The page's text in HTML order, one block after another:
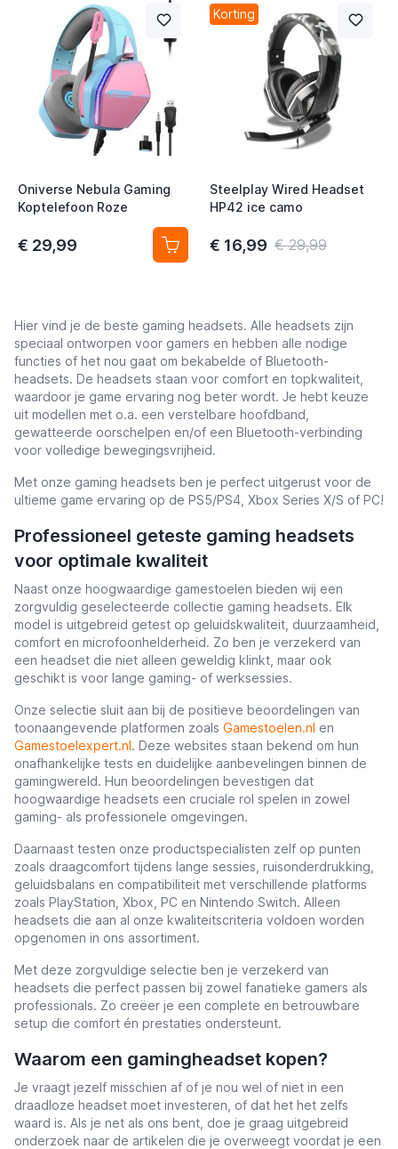
Oniverse Nebula Gaming
Koptelefoon Roze
€ 29,99
Korting
Steelplay Wired Headset
HP42 ice camo
€ 16,99 € 29,99
Hier vind je de beste gaming headsets. Alle headsets zijn
speciaal ontworpen voor gamers en hebben alle nodige
functies of het nou gaat om bekabelde of Bluetooth-
headsets. De headsets staan voor comfort en topkwaliteit,
waardoor je game ervaring nog beter wordt. Je hebt keuze
uit modellen met o.a. een verstelbare hoofdband,
gewatteerde oorschelpen en/of een Bluetooth-verbinding
voor volledige bewegingsvrijheid.
Met onze gaming headsets ben je perfect uitgerust voor de
ultieme game ervaring op de PS5/PS4, Xbox Series X/S of PC!
Professioneel geteste gaming headsets
voor optimale kwaliteit
Naast onze hoogwaardige gamestoelen bieden wij een
zorgvuldig geselecteerde collectie gaming headsets. Elk
model is uitgebreid getest op geluidskwaliteit, duurzaamheid,
comfort en microfoonhelderheid. Zo ben je verzekerd van
een headset die niet alleen geweldig klinkt, maar ook
geschikt is voor lange gaming- of werksessies.
Onze selectie sluit aan bij de positieve beoordelingen van
toonaangevende platformen zoals Gamestoelen.nl en
Gamestoelexpert.nl. Deze websites staan bekend om hun
onafhankelijke tests en duidelijke aanbevelingen binnen de
gamingwereld. Hun beoordelingen bevestigen dat
hoogwaardige headsets een cruciale rol spelen in zowel
gaming- als professionele omgevingen.
Daarnaast testen onze productspecialisten zelf op punten
zoals draagcomfort tijdens lange sessies, ruisonderdrukking,
geluidsbalans en compatibiliteit met verschillende platforms
zoals PlayStation, Xbox, PC en Nintendo Switch. Alleen
headsets die aan al onze kwaliteitscriteria voldoen worden
opgenomen in ons assortiment.
Met deze zorgvuldige selectie ben je verzekerd van
headsets die perfect passen bij zowel fanatieke gamers als
professionals. Zo creëer je een complete en betrouwbare
setup die comfort én prestaties ondersteunt.
Waarom een gamingheadset kopen?
Je vraagt jezelf misschien af of je nou wel of niet in een
draadloze headset moet investeren, of dat het het zelfs
waard is. Als je net als ons bent, doe je graag uitgebreid
onderzoek naar de artikelen die je overweegt voordat je een